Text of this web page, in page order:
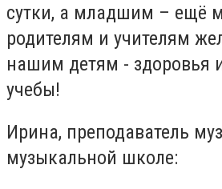
сутки, а младшим – ещё
родителям и учителям
нашим детям - здоровья
учебы!
Ирина, преподаватель
музыкальной школе: